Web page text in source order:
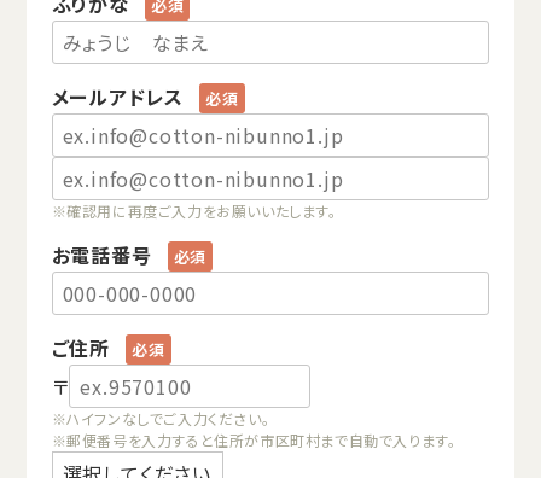
メールアドレス
※確認用に再度ご入力をお願いいたします。
お電話番号
ご住所
〒
※ハイフンなしでご入力ください。
※郵便番号を入力すると住所が市区町村まで自動で入ります。